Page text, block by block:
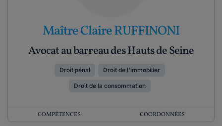
Maître Claire RUFFINONI
Avocat au barreau des Hauts de Seine
Droit pénal Droit de l'immobilier
Droit de la consommation
COMPÉTENCES COORDONNÉES